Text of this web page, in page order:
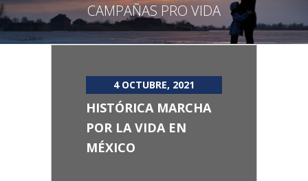
CAMPAÑAS PRO VIDA
4 OCTUBRE, 2021
HISTÓRICA MARCHA
POR LA VIDA EN
MÉXICO